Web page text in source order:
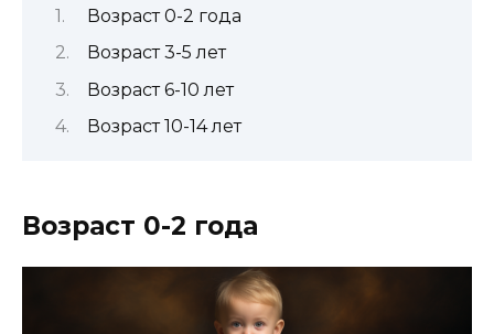
Возраст 0-2 года
Возраст 3-5 лет
Возраст 6-10 лет
Возраст 10-14 лет
Возраст 0-2 года